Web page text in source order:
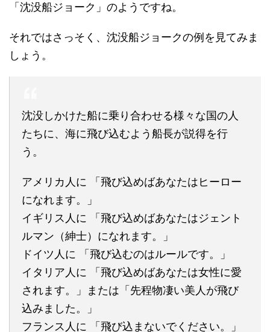
「沈没船ジョーク」のようですね。
それではさっそく、沈没船ジョークの例を見てみま
しょう。
沈没しかけた船に乗り合わせる様々な国の人
たちに、海に飛び込むよう船長が説得を行
う。
アメリカ人に 「飛び込めばあなたはヒーロー
になれます。」
イギリス人に 「飛び込めばあなたはジェント
ルマン（紳士）になれます。」
ドイツ人に 「飛び込むのはルールです。」
イタリア人に 「飛び込めばあなたは女性に愛
されます。」または「先程物凄い美人が飛び
込みました。」
フランス人に 「飛び込まないでください。」